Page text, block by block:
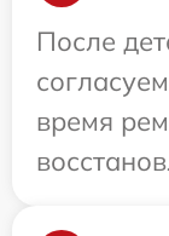
После
время